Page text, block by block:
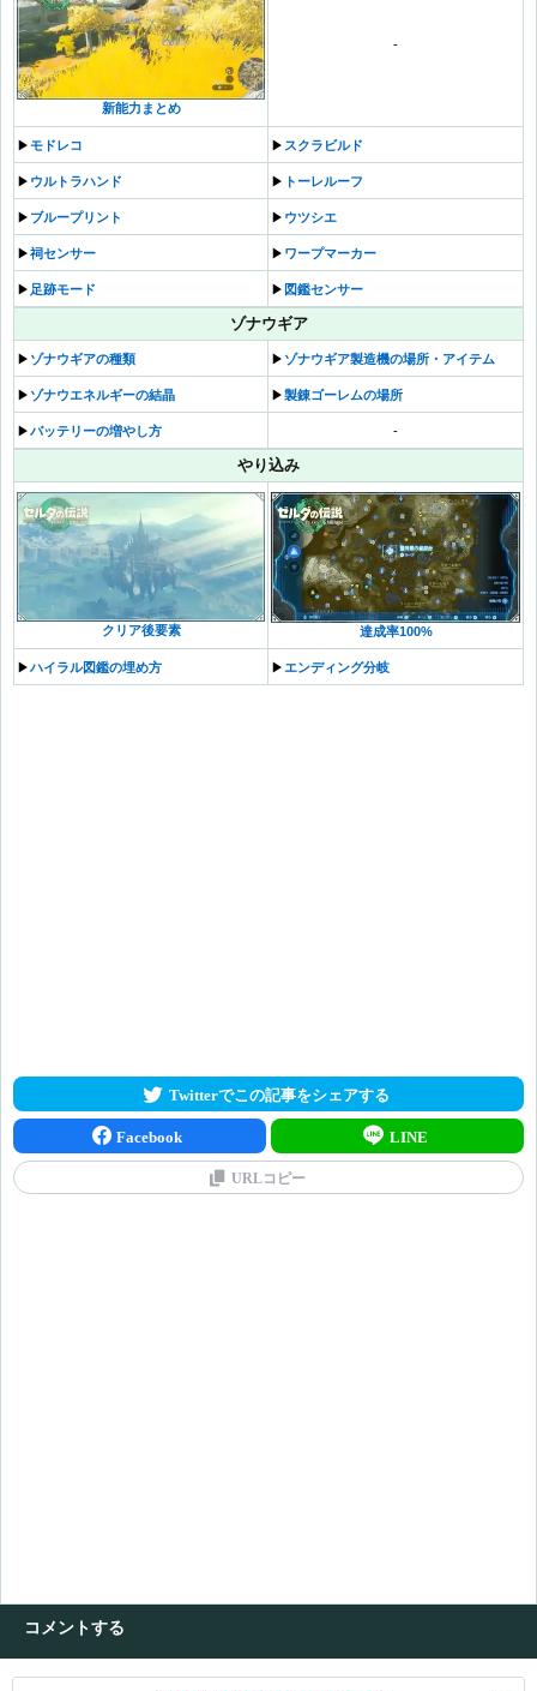
新能力まとめ
-
▶︎モドレコ ▶︎ スクラビルド
▶︎ ウルトラハンド ▶︎ トーレルーフ
▶︎ ブループリント ▶︎ ウツシエ
▶︎祠センサー ▶︎ ワープマーカー
▶︎ 足跡モード ▶︎ 図鑑センサー
ゾナウギア
▶︎ ゾナウギアの種類 ▶︎ ゾナウギア製造機の場所・アイテム
▶︎ ゾナウエネルギーの結晶 ▶︎製錬ゴーレムの場所
▶︎バッテリーの増やし方 -
やり込み
クリア後要素 達成率100%
▶︎ハイラル図鑑の埋め方 ▶︎ エンディング分岐
Twitterでこの記事をシェアする
Facebook LINE
URLコピー
コメントする